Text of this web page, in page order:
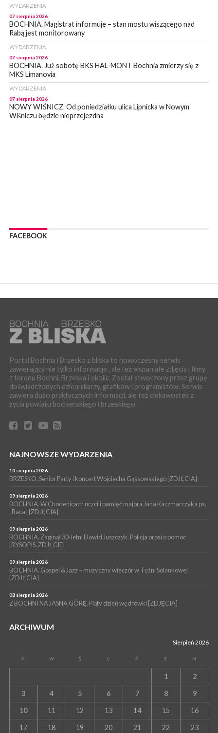
WYDARZENIA
07 sierpnia 2026
BOCHNIA. Magistrat informuje – stan mostu wiszącego nad
Rabą jest monitorowany
WYDARZENIA
07 sierpnia 2026
BOCHNIA. Już sobotę BKS HAL-MONT Bochnia zmierzy się z
MKS Limanovia
WYDARZENIA
07 sierpnia 2026
NOWY WIŚNICZ. Od poniedziałku ulica Lipnicka w Nowym
Wiśniczu będzie nieprzejezdna
LIPNICA MUROWANA. Zostanie wyremontowana droga w
Lipnicy Górnej. Podpisano umowę na realizację tej inwestycji
WYDARZENIA
06 sierpnia 2026
BOCHNIA. W niedzielę memoriałowy Bieg Majora Bacy. Będą
WYDARZENIA
06 sierpnia 2026
BOCHNIA. Podpisano umowę na wykonanie dokumentacji
projektowej przebudowy ulicy Dołuszyckiej
06 sierpnia 2026
POWIAT BRZESKI. Blisko dzieci, blisko rodziców – warsztaty dla
WYDARZENIA
POWIAT BRZESKI. W Wytrzyszczce karetka zderzyła się z
samochodem osobowym
WYDARZENIA
06 sierpnia 2026
BOCHNIA. Dziś w muzeum kolejne spotkanie w ramach
FACEBOOK
Portal Bochnia i Brzesko z bliska to nowoczesny serwis
zawierający nie tylko informacje , ale też wspaniałe zdjęcia i filmy
z terenu Bochni, Brzeska i okolic. Został stworzony przez grupę
doświadczonych dziennikarzy, grafików i programistów. Serwis
zawiera dużo praktycznych informacji, ale też ciekawostek z
życia powiatu bocheńskiego i brzeskiego.
NAJNOWSZE WYDARZENIA
10 sierpnia 2026
BRZESKO. Senior Party i koncert Wojciecha Gąssowskiego [ZDJĘCIA]
09 sierpnia 2026
BOCHNIA. W Chodenicach uczcili pamięć majora Jana Kaczmarczyka ps.
„Baca” [ZDJĘCIA]
09 sierpnia 2026
BOCHNIA. Zaginął 30-letni Dawid Juszczyk. Policja prosi o pomoc
[RYSOPIS, ZDJĘCIE]
09 sierpnia 2026
BOCHNIA. Gospel & Jazz – muzyczny wieczór w Tężni Solankowej
[ZDJĘCIA]
08 sierpnia 2026
Z BOCHNI NA JASNĄ GÓRĘ. Piąty dzień wędrówki [ZDJĘCIA]
ARCHIWUM
Sierpień 2026
P W Ś C P S N
1 2
3 4 5 6 7 8 9
10 11 12 13 14 15 16
17 18 19 20 21 22 23